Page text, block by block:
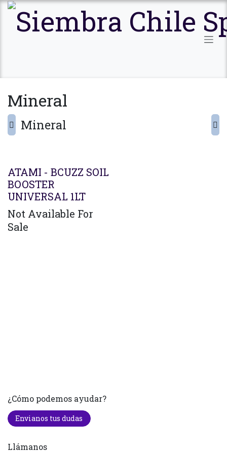
Ir al contenido
Mineral
Mineral
ATAMI - BCUZZ SOIL
BOOSTER
UNIVERSAL 1LT
Not Available For
Sale
¿Cómo podemos ayudar?
Envianos tus dudas
Llámanos